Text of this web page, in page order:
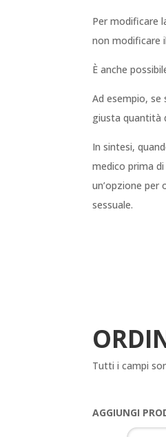
Per modificare
non modificare
È anche
Ad esempio, se
giusta quantità
In sintesi,
medico prima
un’opzione
sessuale.
Tutti i campi
AGGIUNGI